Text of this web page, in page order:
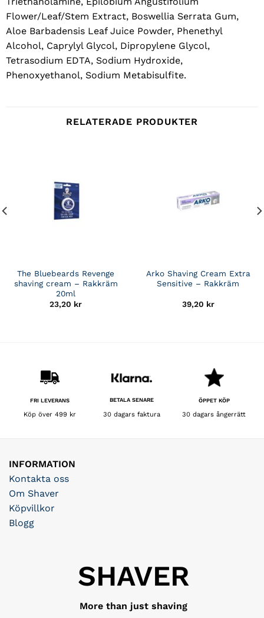
Flower/Leaf/Stem Extract, Boswellia Serrata Gum,
Aloe Barbadensis Leaf Juice Powder, Phenethyl
Alcohol, Caprylyl Glycol, Dipropylene Glycol,
Tetrasodium EDTA, Sodium Hydroxide,
Phenoxyethanol, Sodium Metabisulfite.
RELATERADE PRODUKTER
The Bluebeards Revenge
shaving cream – Rakkräm
20ml
23,20 kr
Arko Shaving Cream Extra
Sensitive – Rakkräm
39,20 kr
FRI LEVERANS
Köp över 499 kr
BETALA SENARE
30 dagars faktura
ÖPPET KÖP
30 dagars ångerrätt
INFORMATION
Kontakta oss
Om Shaver
Köpvillkor
Blogg
SHAVER
More than just shaving